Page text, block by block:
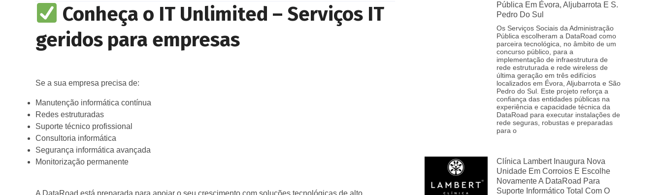
Conheça o IT Unlimited – Serviços IT
geridos para empresas
Se a sua empresa precisa de:
Manutenção informática contínua
Redes estruturadas
Suporte técnico profissional
Consultoria informática
Segurança informática avançada
Monitorização permanente
Pública Em Évora, Aljubarrota E S.
Pedro Do Sul
Os Serviços Sociais da Administração
Pública escolheram a DataRoad como
parceira tecnológica, no âmbito de um
concurso público, para a
implementação de infraestrutura de
rede estruturada e rede wireless de
última geração em três edifícios
localizados em Évora, Aljubarrota e São
Pedro do Sul. Este projeto reforça a
confiança das entidades públicas na
experiência e capacidade técnica da
DataRoad para executar instalações de
rede seguras, robustas e preparadas
para o
Clínica Lambert Inaugura Nova
Unidade Em Corroios E Escolhe
Novamente A DataRoad Para
Suporte Informático Total Com O